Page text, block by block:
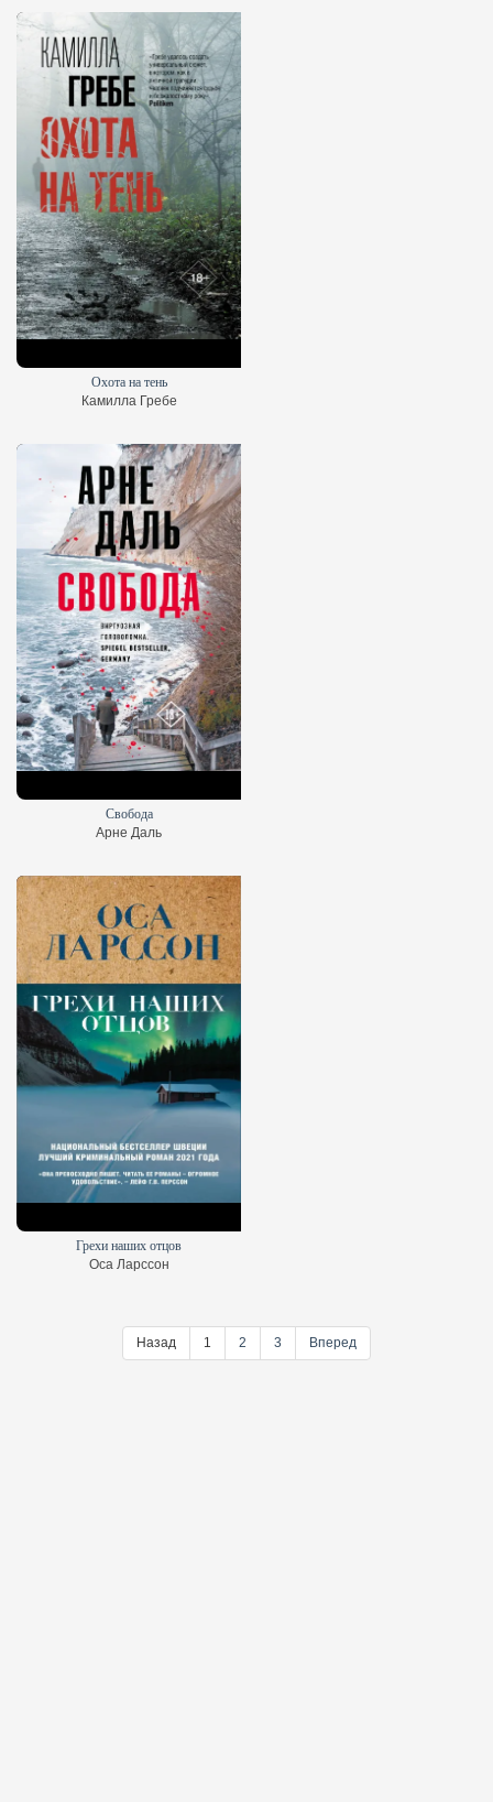
Охота на тень
Камилла Гребе
Свобода
Арне Даль
Грехи наших отцов
Оса Ларссон
Назад 1 2 3 Вперед